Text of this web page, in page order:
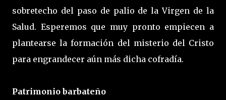
sobretecho del paso de palio de la Virgen de la
Salud. Esperemos que muy pronto empiecen a
plantearse la formación del misterio del Cristo
para engrandecer aún más dicha cofradía.
Patrimonio barbateño